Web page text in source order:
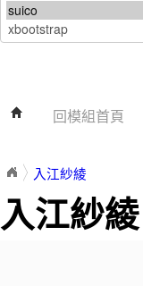
回模組首頁
入江紗綾
入江紗綾